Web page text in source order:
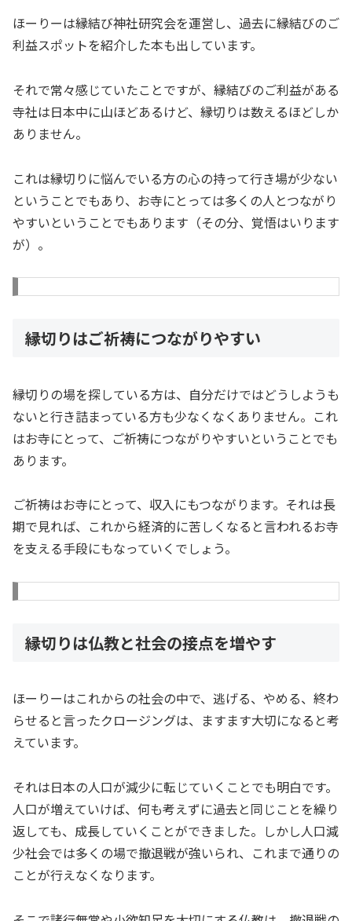
ほーりーは縁結び神社研究会を運営し、過去に縁結びのご
利益スポットを紹介した本も出しています。
それで常々感じていたことですが、縁結びのご利益がある
寺社は日本中に山ほどあるけど、縁切りは数えるほどしか
ありません。
これは縁切りに悩んでいる方の心の持って行き場が少ない
ということでもあり、お寺にとっては多くの人とつながり
やすいということでもあります（その分、覚悟はいります
が）。
縁切りはご祈祷につながりやすい
縁切りの場を探している方は、自分だけではどうしようも
ないと行き詰まっている方も少なくなくありません。これ
はお寺にとって、ご祈祷につながりやすいということでも
あります。
ご祈祷はお寺にとって、収入にもつながります。それは長
期で見れば、これから経済的に苦しくなると言われるお寺
を支える手段にもなっていくでしょう。
縁切りは仏教と社会の接点を増やす
ほーりーはこれからの社会の中で、逃げる、やめる、終わ
らせると言ったクロージングは、ますます大切になると考
えています。
それは日本の人口が減少に転じていくことでも明白です。
人口が増えていけば、何も考えずに過去と同じことを繰り
返しても、成長していくことができました。しかし人口減
少社会では多くの場で撤退戦が強いられ、これまで通りの
ことが行えなくなります。